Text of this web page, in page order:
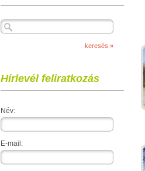
Hírlevél feliratkozás
Név:
E-mail: